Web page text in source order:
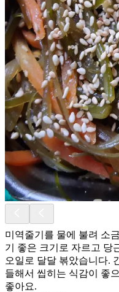
미역줄기를 물에 불려 소
기 좋은 크기로 자르고 당
오일로 달달 볶았습니다.
들해서 씹히는 식감이 좋
좋아요.